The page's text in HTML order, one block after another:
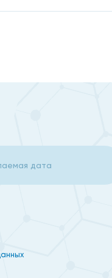
центре проводится